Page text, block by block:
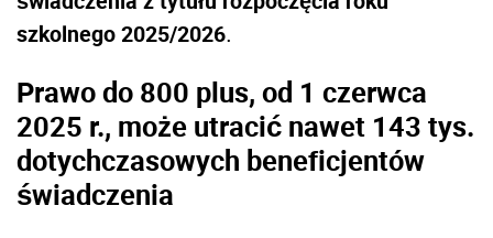
szkolnego 2025/2026.
Prawo do 800 plus, od 1 czerwca
2025 r., może utracić nawet 143 tys.
dotychczasowych beneficjentów
świadczenia